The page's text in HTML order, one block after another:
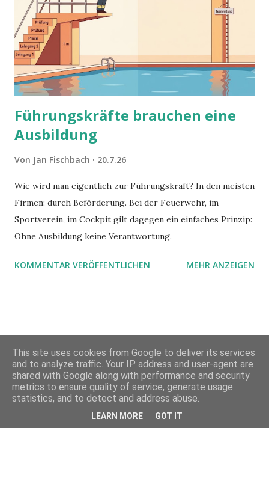
Führungskräfte brauchen eine
Ausbildung
Von Jan Fischbach 20.7.26
Wie wird man eigentlich zur Führungskraft? In den meisten
Firmen: durch Beförderung. Bei der Feuerwehr, im
Sportverein, im Cockpit gilt dagegen ein einfaches Prinzip:
Ohne Ausbildung keine Verantwortung.
KOMMENTAR VERÖFFENTLICHEN MEHR ANZEIGEN
Powered by Blogger
This site uses cookies from Google to deliver its services
and to analyze traffic. Your IP address and user-agent are
shared with Google along with performance and security
metrics to ensure quality of service, generate usage
statistics, and to detect and address abuse.
LEARN MORE GOT IT